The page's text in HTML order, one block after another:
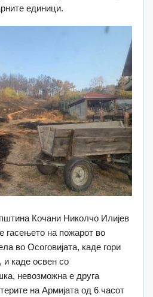
единици.
Кочани Николчо Илијев
гасењето на пожарот во
во Осоговијата, каде гори
каде освен со
невозможна е друга
на Армијата од 6 часот